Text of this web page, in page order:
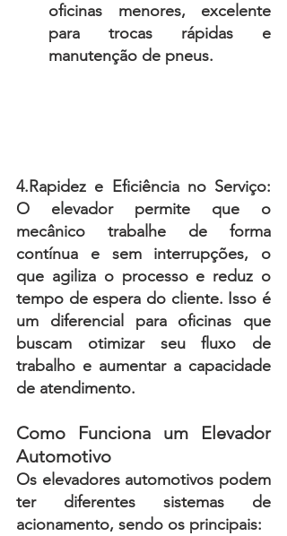
oficinas menores, excelente
para trocas rápidas e
manutenção de pneus.
4.Rapidez e Eficiência no Serviço:
O elevador permite que o
mecânico trabalhe de forma
contínua e sem interrupções, o
que agiliza o processo e reduz o
tempo de espera do cliente. Isso é
um diferencial para oficinas que
buscam otimizar seu fluxo de
trabalho e aumentar a capacidade
de atendimento.
Como Funciona um Elevador
Automotivo
Os elevadores automotivos podem
ter diferentes sistemas de
acionamento, sendo os principais: